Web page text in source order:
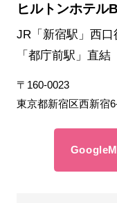
ヒルトンホテル
JR「新宿駅」西口
「都庁前駅」直結
〒160-0023
東京都新宿区西新宿